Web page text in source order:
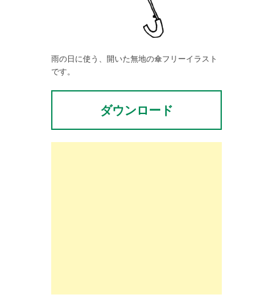
雨の日に使う、開いた無地の傘フリーイラスト
です。
ダウンロード